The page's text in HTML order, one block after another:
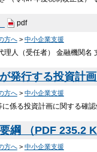
pdf
方へ> 中小企業支援
理人（受任者） 金融機関名
発行する投資計
方へ> 中小企業支援
係る投資計画に関する確
綱 （PDF 235.2
方へ> 中小企業支援